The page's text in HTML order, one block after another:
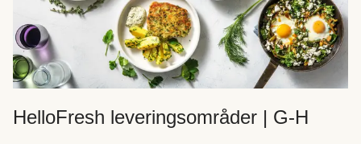
HelloFresh leveringsområder | G-H